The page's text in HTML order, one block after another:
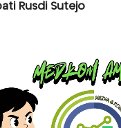
Rusdi Sutejo